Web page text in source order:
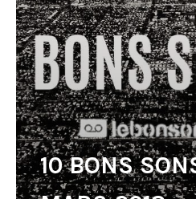
10 BONS